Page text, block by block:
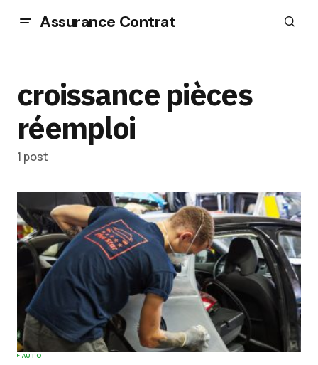
Assurance Contrat
croissance pièces
réemploi
1 post
AUTO